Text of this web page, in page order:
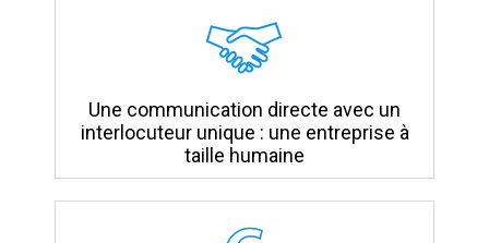
Une communication directe avec un
interlocuteur unique : une entreprise à
taille humaine